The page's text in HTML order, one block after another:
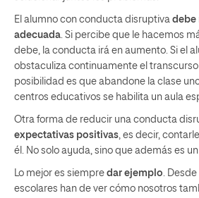
El alumno con conducta disruptiva debe
adecuada . Si percibe que le hacemos
debe, la conducta irá en aumento. Si el
obstaculiza continuamente el transcurso
posibilidad es que abandone la clase
centros educativos se habilita un aula
Otra forma de reducir una conducta
expectativas positivas , es decir,
él. No solo ayuda, sino que además es
Lo mejor es siempre dar ejemplo .
escolares han de ver cómo nosotros